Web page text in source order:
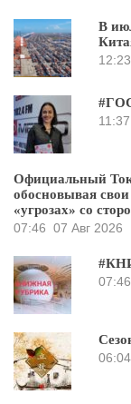
В
12:23
11:37
Официальный
обосновывая
«угрозах» со
07:46 07 Авг 2026
07:46
06:04